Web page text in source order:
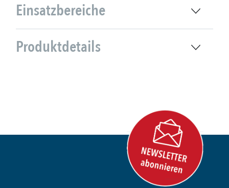
Einsatzbereiche
Produktdetails